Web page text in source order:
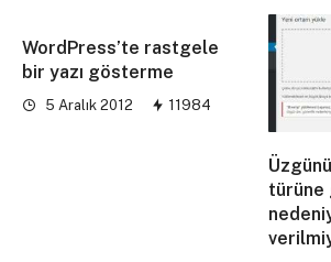
WordPress’te rastgele
bir yazı gösterme
5 Aralık 2012 11984
türüne